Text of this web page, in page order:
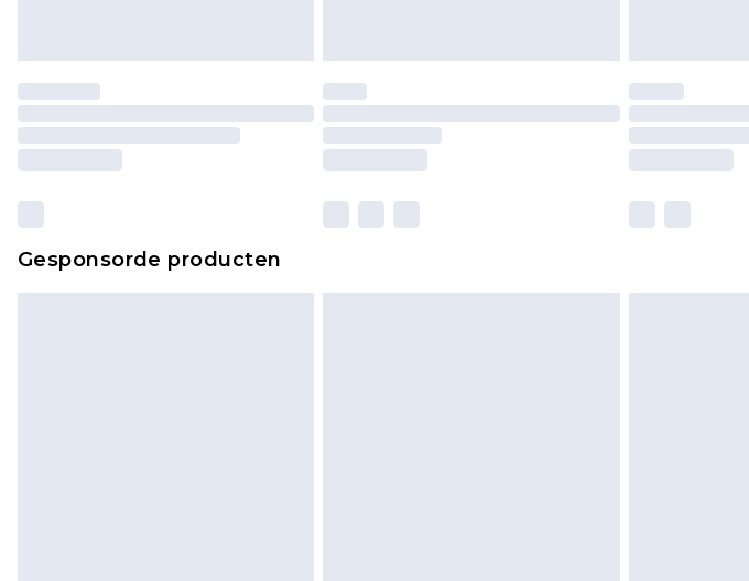
Gesponsorde producten